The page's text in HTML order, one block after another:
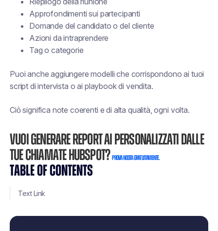
TABLE OF CONTENTS
Text Link
Approfondimenti sui partecipanti
Domande del candidato o del cliente
Azioni da intraprendere
Tag o categorie
Puoi anche aggiungere modelli che corrispondono ai tuoi
script di intervista o ai playbook di vendita.
Ciò significa note coerenti e di alta qualità, ogni volta.
Vuoi generare report AI personalizzati dalle
tue chiamate HubSpot?Prova Noota gratuitamente.